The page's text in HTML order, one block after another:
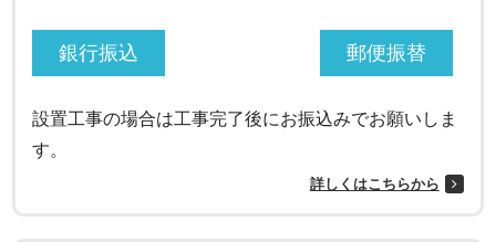
銀行振込 郵便振替
設置工事の場合は工事完了後にお振込みでお願いしま
す。
詳しくはこちらから